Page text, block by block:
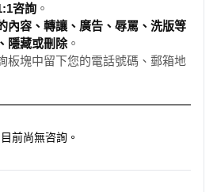
咨詢 。
內容、轉讓、廣告、辱罵、洗版等
隱藏或刪除。
板塊中留下您的電話號碼、郵箱地
目前尚無咨詢。